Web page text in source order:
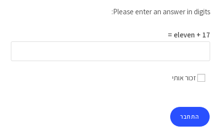
Please enter an answer in digits:
17 + eleven =
זכור אותי